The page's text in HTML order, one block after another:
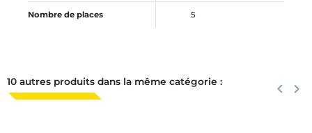
Nombre de places 5
10 autres produits dans la même catégorie : keyboard_arrow_left keyboard_arrow_right